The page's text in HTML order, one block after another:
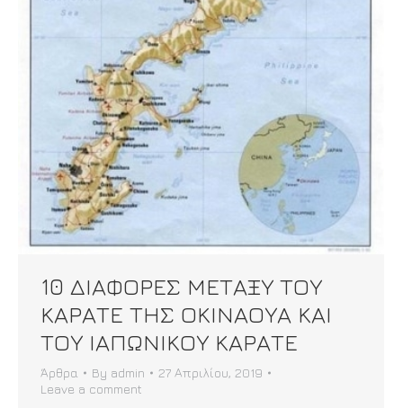
10 ΔΙΑΦΟΡΕΣ ΜΕΤΑΞΥ ΤΟΥ
ΚΑΡΑΤΕ ΤΗΣ ΟΚΙΝΑΟΥΑ ΚΑΙ
ΤΟΥ ΙΑΠΩΝΙΚΟΥ ΚΑΡΑΤΕ
Άρθρα By admin
27 Απριλίου, 2019
Leave a comment